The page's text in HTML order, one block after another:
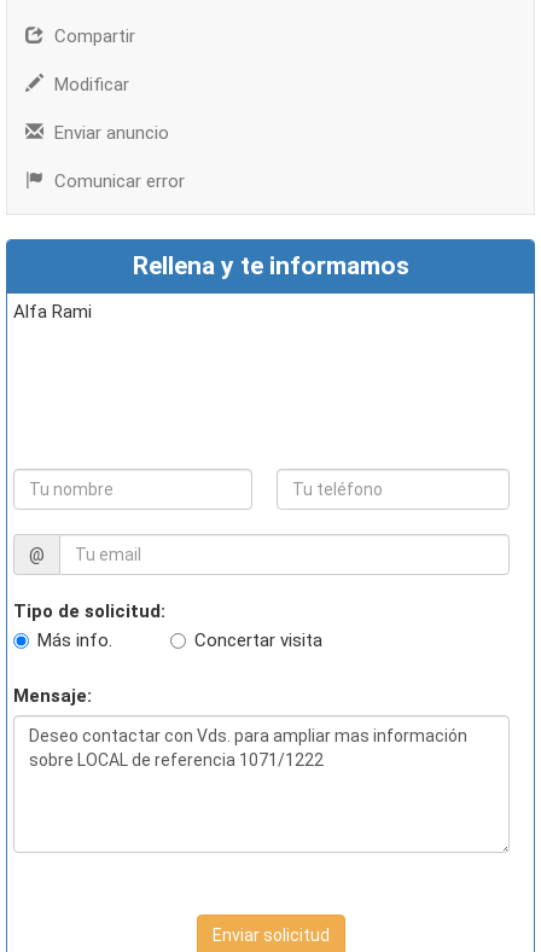
Compartir
Modificar
Enviar anuncio
Comunicar error
Rellena y te informamos
Alfa Rami
@
Tipo de solicitud:
Más info.
Concertar visita
Mensaje:
Enviar solicitud